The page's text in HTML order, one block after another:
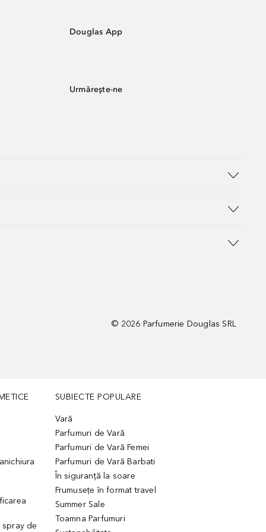
Douglas App
Urmărește-ne
© 2026 Parfumerie Douglas SRL
spray de
SUBIECTE POPULARE
Vară
Parfumuri de Vară
Parfumuri de Vară Femei
Parfumuri de Vară Barbati
În siguranță la soare
Frumusețe în format travel
Summer Sale
Toamna Parfumuri